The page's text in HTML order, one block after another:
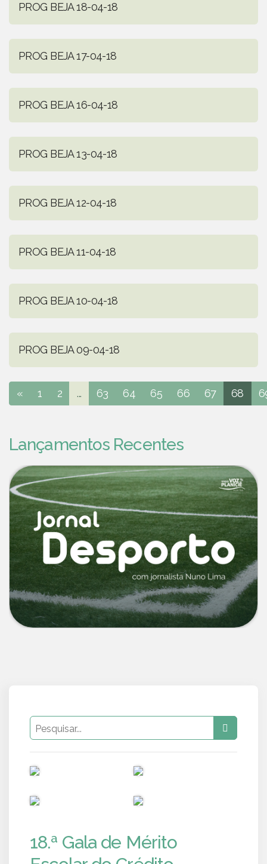
PROG BEJA 18-04-18
PROG BEJA 17-04-18
PROG BEJA 16-04-18
PROG BEJA 13-04-18
PROG BEJA 12-04-18
PROG BEJA 11-04-18
PROG BEJA 10-04-18
PROG BEJA 09-04-18
« 1 2 ... 63 64 65 66 67 68
Lançamentos Recentes
18.ª Gala de Mérito